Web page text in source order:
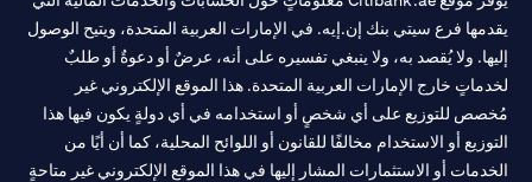
يقدمها فرع سيتي بنك إن.إيه. في الإمارات العربية المتحدة، ويتيح الوصول
إليها. ولا يُقصد به، ولا ينبغي تفسيره على أنه، عرضٌ أو دعوةٌ أو طلبٌ
لخدماتٍ خارج الإمارات العربية المتحدة. هذا الموقع الإلكتروني غير
مُخصص للتوزيع على أي شخصٍ أو استخدامه في أي دولةٍ يكون فيها هذا
التوزيع أو الاستخدام مخالفًا للقانون أو اللوائح المحلية، كما أن أيًا من
الخدمات أو الاستثمارات المشار إليها في هذا الموقع الإلكتروني غير متاحةٍ